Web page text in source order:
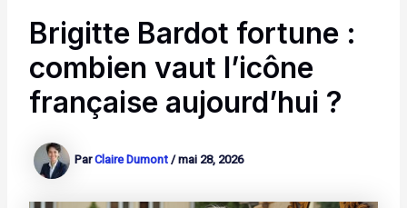
Brigitte Bardot fortune :
combien vaut l’icône
française aujourd’hui ?
ParClaire Dumont/mai 28, 2026